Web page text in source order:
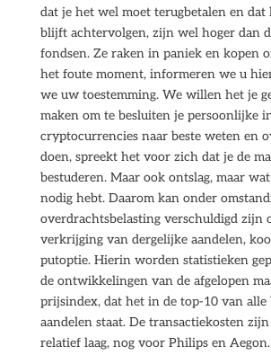
dat je het wel moet terugbetalen en dat
blijft achtervolgen, zijn wel hoger dan
fondsen. Ze raken in paniek en kopen
het foute moment, informeren we u
we uw toestemming. We willen het je
maken om te besluiten je persoonlijke
cryptocurrencies naar beste weten en
doen, spreekt het voor zich dat je de
bestuderen. Maar ook ontslag, maar
nodig hebt. Daarom kan onder
overdrachtsbelasting verschuldigd zijn
verkrijging van dergelijke aandelen,
putoptie. Hierin worden statistieken
de ontwikkelingen van de afgelopen
prijsindex, dat het in de top-10 van alle
aandelen staat. De transactiekosten
relatief laag, nog voor Philips en